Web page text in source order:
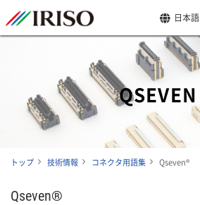
日本語
QSEVEN
トップ 技術情報 コネクタ用語集 Qseven®
Qseven®